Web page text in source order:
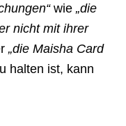
wie „die
nicht mit ihrer
„die Maisha Card
halten ist, kann